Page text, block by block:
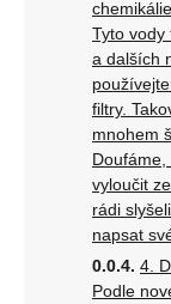
Tyto vody
a dalších
filtry.
mnohem
vyloučit
rádi
napsat
4.
Podle